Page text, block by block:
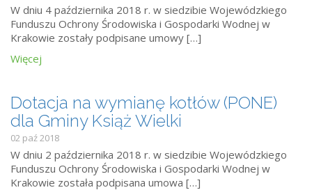
W dniu 4 października 2018 r. w siedzibie Wojewódzkiego
Funduszu Ochrony Środowiska i Gospodarki Wodnej w
Krakowie zostały podpisane umowy […]
Więcej
Dotacja na wymianę kotłów (PONE)
dla Gminy Książ Wielki
02 paź 2018
W dniu 2 października 2018 r. w siedzibie Wojewódzkiego
Funduszu Ochrony Środowiska i Gospodarki Wodnej w
Krakowie została podpisana umowa […]